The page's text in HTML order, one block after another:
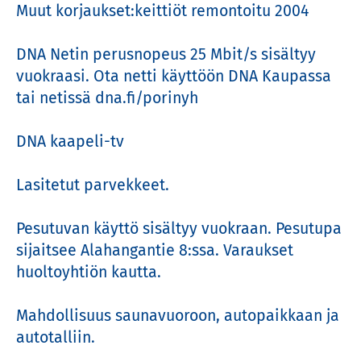
Muut korjaukset:keittiöt remontoitu 2004
DNA Netin perusnopeus 25 Mbit/s sisältyy
vuokraasi. Ota netti käyttöön DNA Kaupassa
tai netissä dna.fi/porinyh
DNA kaapeli-tv
Lasitetut parvekkeet.
Pesutuvan käyttö sisältyy vuokraan. Pesutupa
sijaitsee Alahangantie 8:ssa. Varaukset
huoltoyhtiön kautta.
Mahdollisuus saunavuoroon, autopaikkaan ja
autotalliin.